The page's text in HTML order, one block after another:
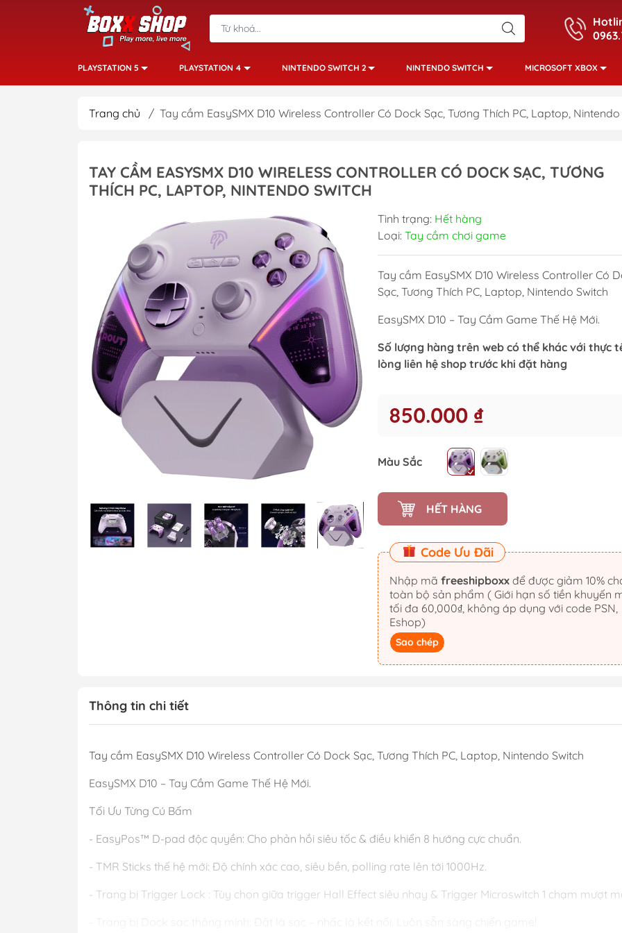
PLAYSTATION 5 PLAYSTATION 4 NINTENDO SWITCH 2 NINTENDO SWITCH MICROSOFT XBOX
Trang chủ / Tay cầm EasySMX D10 Wireless Controller Có Dock Sạc, Tương Thích PC, Laptop, Nintendo
TAY CẦM EASYSMX D10 WIRELESS CONTROLLER CÓ DOCK SẠC, TƯƠNG
THÍCH PC, LAPTOP, NINTENDO SWITCH
Tình trạng: Hết hàng
Loại: Tay cầm chơi game
Tay cầm EasySMX D10 Wireless Controller Có
Sạc, Tương Thích PC, Laptop, Nintendo Switch
EasySMX D10 – Tay Cầm Game Thế Hệ Mới.
Số lượng hàng trên web có thể khác với thực
lòng liên hệ shop trước khi đặt hàng
850.000 ₫
Màu Sắc
HẾT HÀNG
Code Ưu Đãi
Nhập mã freeshipboxxđể được giảm 10% cho
toàn bộ sản phẩm ( Giới hạn số tiền khuyến
tối đa 60,000₫, không áp dụng với code PSN,
Eshop)
Sao chép
Thông tin chi tiết
Tay cầm EasySMX D10 Wireless Controller Có Dock Sạc, Tương Thích PC, Laptop, Nintendo Switch
EasySMX D10 – Tay Cầm Game Thế Hệ Mới.
Tối Ưu Từng Cú Bấm
- EasyPos™ D-pad độc quyền: Cho phản hồi siêu tốc & điều khiển 8 hướng cực chuẩn.
- TMR Sticks thế hệ mới: Độ chính xác cao, siêu bền, polling rate lên tới 1000Hz.
- Trang bị Trigger Lock : Tùy chọn giữa trigger Hall Effect siêu nhạy & Trigger Microswitch 1 chạm mượt